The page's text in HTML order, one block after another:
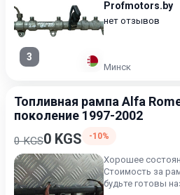
3
Profmotors.by
нет отзывов
Минск
Топливная рампа Alfa
поколение 1997-2002
0 KGS0 KGS -10%
Хорошее
Стоимость за
будьте готовы